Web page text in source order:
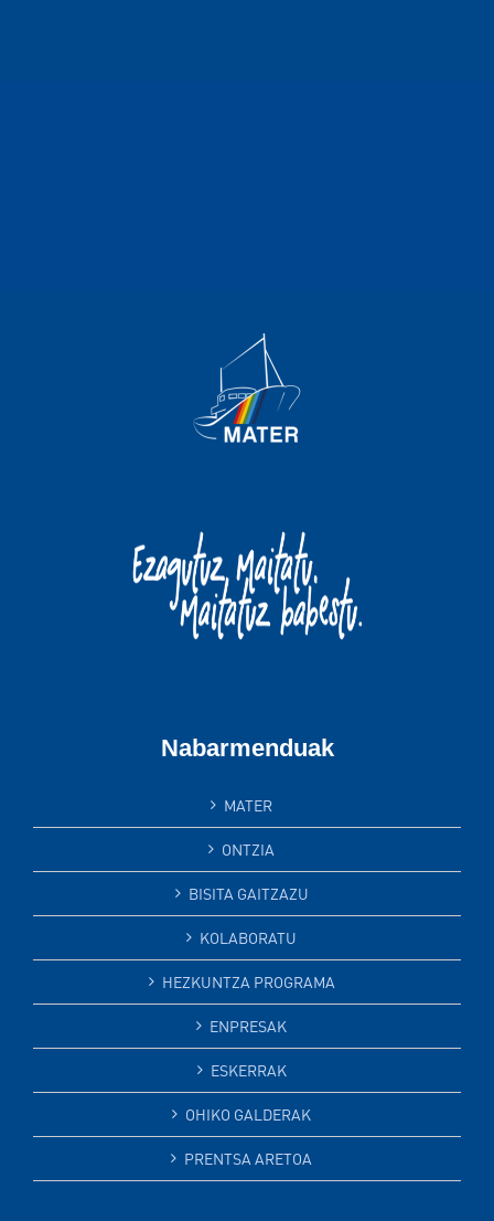
Nabarmenduak
MATER
ONTZIA
BISITA GAITZAZU
KOLABORATU
HEZKUNTZA PROGRAMA
ENPRESAK
ESKERRAK
OHIKO GALDERAK
PRENTSA ARETOA